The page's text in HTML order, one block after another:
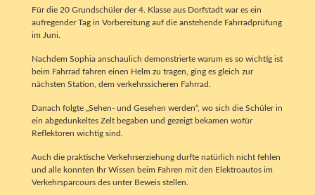
Für die 20 Grundschüler der 4. Klasse aus Dorfstadt war es ein
aufregender Tag in Vorbereitung auf die anstehende Fahrradprüfung
im Juni.
Nachdem Sophia anschaulich demonstrierte warum es so wichtig ist
beim Fahrrad fahren einen Helm zu tragen, ging es gleich zur
nächsten Station, dem verkehrssicheren Fahrrad.
Danach folgte „Sehen- und Gesehen werden“, wo sich die Schüler in
ein abgedunkeltes Zelt begaben und gezeigt bekamen wofür
Reflektoren wichtig sind.
Auch die praktische Verkehrserziehung durfte natürlich nicht fehlen
und alle konnten Ihr Wissen beim Fahren mit den Elektroautos im
Verkehrsparcours des unter Beweis stellen.